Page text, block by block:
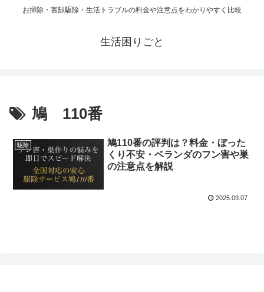
お掃除・害獣駆除・生活トラブルの料金や注意点をわかりやすく比較
生活困りごと
鳩 110番
駆除
鳩110番の評判は？料金・ぼった
くり不安・ベランダのフン害や巣
の注意点を解説
2025.09.07